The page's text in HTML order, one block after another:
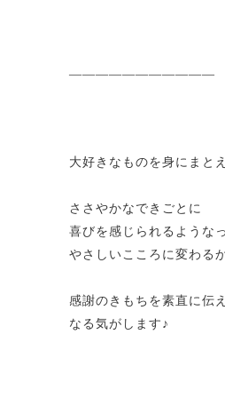
———————————
大好きなものを身にまと
ささやかなできごとに
喜びを感じられるような
やさしいこころに変わる
感謝のきもちを素直に伝
なる気がします♪